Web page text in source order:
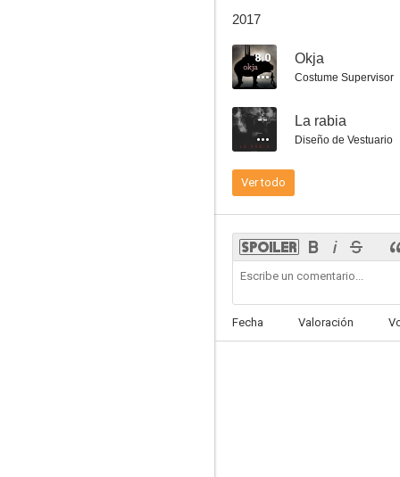
2017
8.0 Okja
Costume Supervisor
-- La rabia
Diseño de Vestuario
Ver todo
Fecha Valoración